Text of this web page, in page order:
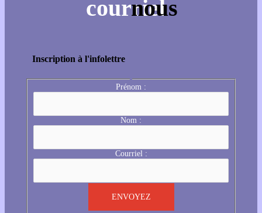
Inscription à l'infolettre
Prénom :
Nom :
Courriel :